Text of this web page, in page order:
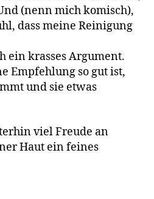
(nenn mich komisch),
dass meine Reinigung
ein krasses Argument.
Empfehlung so gut ist,
und sie etwas
viel Freude an
Haut ein feines